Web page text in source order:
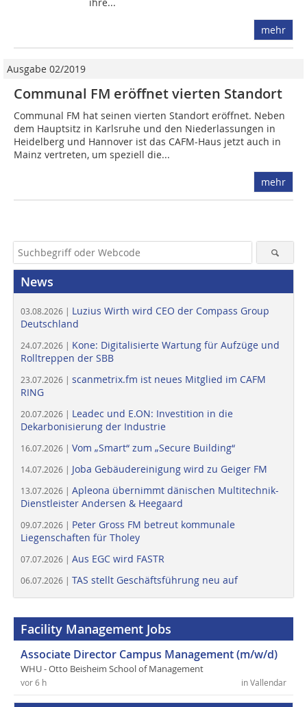
ihre...
mehr
Ausgabe 02/2019
Communal FM eröffnet vierten Standort
Communal FM hat seinen vierten Standort eröffnet. Neben
dem Hauptsitz in Karlsruhe und den Niederlassungen in
Heidelberg und Hannover ist das CAFM-Haus jetzt auch in
Mainz vertreten, um speziell die...
mehr
News
03.08.2026 | Luzius Wirth wird CEO der Compass Group
Deutschland
24.07.2026 | Kone: Digitalisierte Wartung für Aufzüge und
Rolltreppen der SBB
23.07.2026 | scanmetrix.fm ist neues Mitglied im CAFM
RING
20.07.2026 | Leadec und E.ON: Investition in die
Dekarbonisierung der Industrie
16.07.2026 | Vom „Smart“ zum „Secure Building“
14.07.2026 | Joba Gebäudereinigung wird zu Geiger FM
13.07.2026 | Apleona übernimmt dänischen Multitechnik-
Dienstleister Andersen & Heegaard
09.07.2026 | Peter Gross FM betreut kommunale
Liegenschaften für Tholey
07.07.2026 | Aus EGC wird FASTR
06.07.2026 | TAS stellt Geschäftsführung neu auf
Facility Management Jobs
Associate Director Campus Management (m/w/d)
WHU - Otto Beisheim School of Management
in Vallendar
vor 6 h